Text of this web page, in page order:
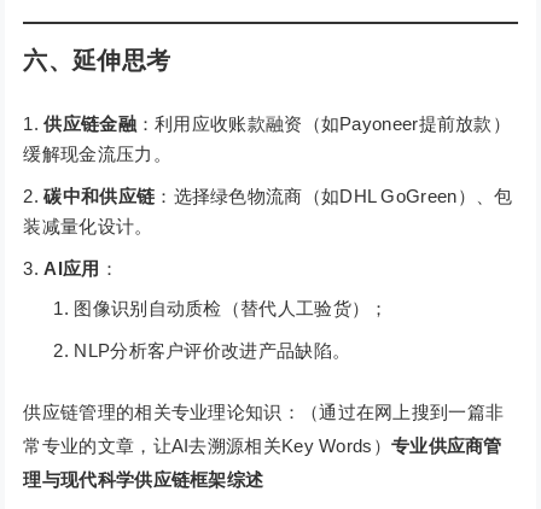
六、延伸思考
供应链金融：利用应收账款融资（如Payoneer提前放款）
缓解现金流压力。
碳中和供应链 ：选择绿色物流商（如DHL GoGreen）、包
装减量化设计。
AI应用 ：
图像识别自动质检（替代人工验货）；
NLP分析客户评价改进产品缺陷。
供应链管理的相关专业理论知识：（通过在网上搜到一篇非
常专业的文章，让AI去溯源相关Key Words） 专业供应商管
理与现代科学供应链框架综述